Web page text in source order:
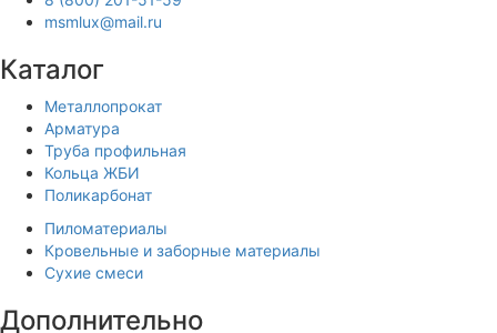
msmlux@mail.ru
Каталог
Металлопрокат
Арматура
Труба профильная
Кольца ЖБИ
Поликарбонат
Пиломатериалы
Кровельные и заборные материалы
Сухие смеси
Дополнительно